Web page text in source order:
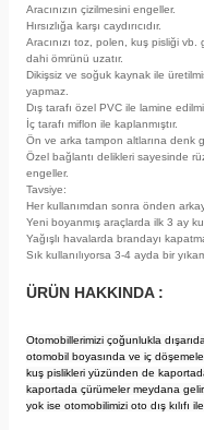
Aracınızın çizilmesini engeller.
Hırsızlığa karşı caydırıcıdır.
Aracınızı toz, polen, kuş pisliği
dahi ömrünü uzatır.
Dikişsiz ve soğuk kaynak ile
yapmaz.
Dış tarafı özel PVC ile lamine
İç tarafı miflon ile kaplanmıştır.
Ön ve arka tampon altlarına denk
Özel bağlantı delikleri sayesinde
engeller.
Tavsiye:
Her kullanımdan sonra önden
Yeni boyanmış araçlarda ilk 3 ay
Yağışlı havalarda brandayı
Sık kullanılıyorsa 3-4 ayda bir
ÜRÜN HAKKINDA :
Otomobillerimizi çoğunlukla
otomobil boyasında ve iç
kuş pislikleri yüzünden de
kaportada çürümeler meydana
yok ise otomobilimizi oto dış kılıfı